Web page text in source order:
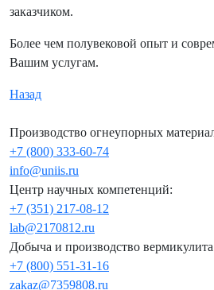
заказчиком.
Более чем полувековой опыт и
Вашим услугам.
Назад
Производство огнеупорных
+7 (800) 333-60-74
info@uniis.ru
Центр научных компетенций:
+7 (351) 217-08-12
lab@2170812.ru
Добыча и производство
+7 (800) 551-31-16
zakaz@7359808.ru